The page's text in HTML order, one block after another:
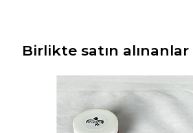
Birlikte satın alınanlar